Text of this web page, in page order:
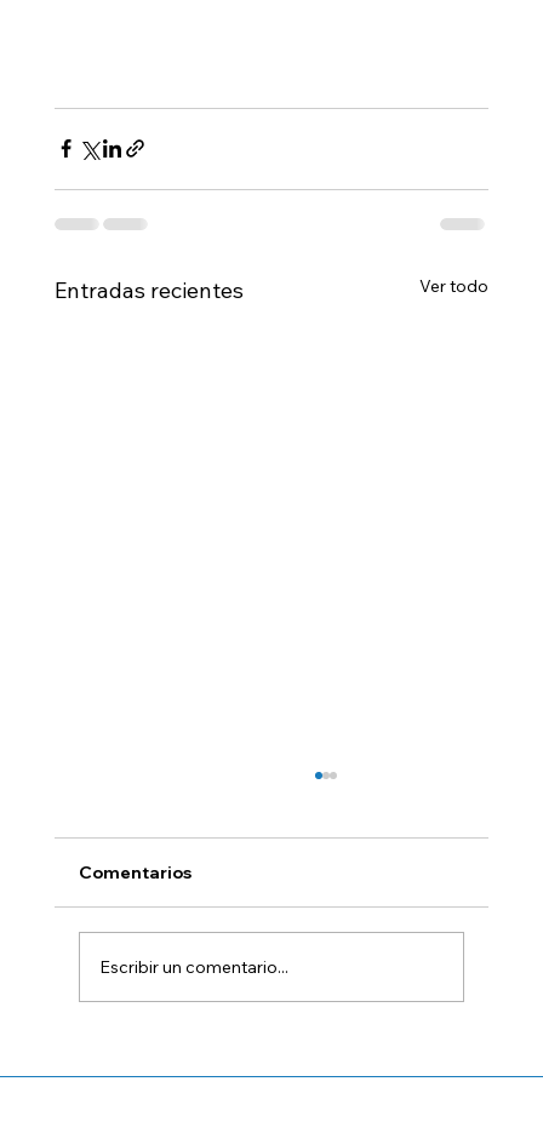
Entradas recientes Ver todo
Tecnología, Sostenibilidad y Ahorro
Comentarios
Escribir un comentario...